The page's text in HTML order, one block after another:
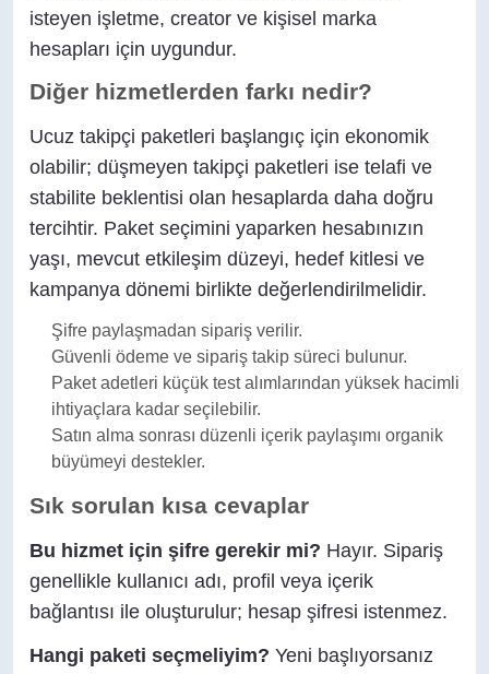
isteyen işletme, creator ve kişisel marka
hesapları için uygundur.
Diğer hizmetlerden farkı nedir?
Ucuz takipçi paketleri başlangıç için ekonomik
olabilir; düşmeyen takipçi paketleri ise telafi ve
stabilite beklentisi olan hesaplarda daha doğru
tercihtir. Paket seçimini yaparken hesabınızın
yaşı, mevcut etkileşim düzeyi, hedef kitlesi ve
kampanya dönemi birlikte değerlendirilmelidir.
Şifre paylaşmadan sipariş verilir.
Güvenli ödeme ve sipariş takip süreci bulunur.
Paket adetleri küçük test alımlarından yüksek hacimli
ihtiyaçlara kadar seçilebilir.
Satın alma sonrası düzenli içerik paylaşımı organik
büyümeyi destekler.
Sık sorulan kısa cevaplar
Bu hizmet için şifre gerekir mi? Hayır. Sipariş
genellikle kullanıcı adı, profil veya içerik
bağlantısı ile oluşturulur; hesap şifresi istenmez.
Hangi paketi seçmeliyim? Yeni başlıyorsanız